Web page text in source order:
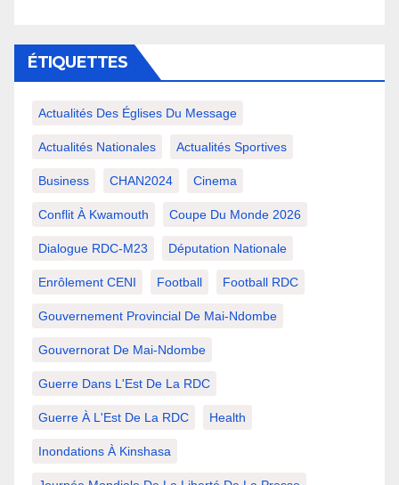
ÉTIQUETTES
Actualités Des Églises Du Message
Actualités Nationales Actualités Sportives
Business CHAN2024 Cinema
Conflit À Kwamouth Coupe Du Monde 2026
Dialogue RDC-M23 Députation Nationale
Enrôlement CENI Football Football RDC
Gouvernement Provincial De Mai-Ndombe
Gouvernorat De Mai-Ndombe
Guerre Dans L'Est De La RDC
Guerre À L'Est De La RDC Health
Inondations À Kinshasa